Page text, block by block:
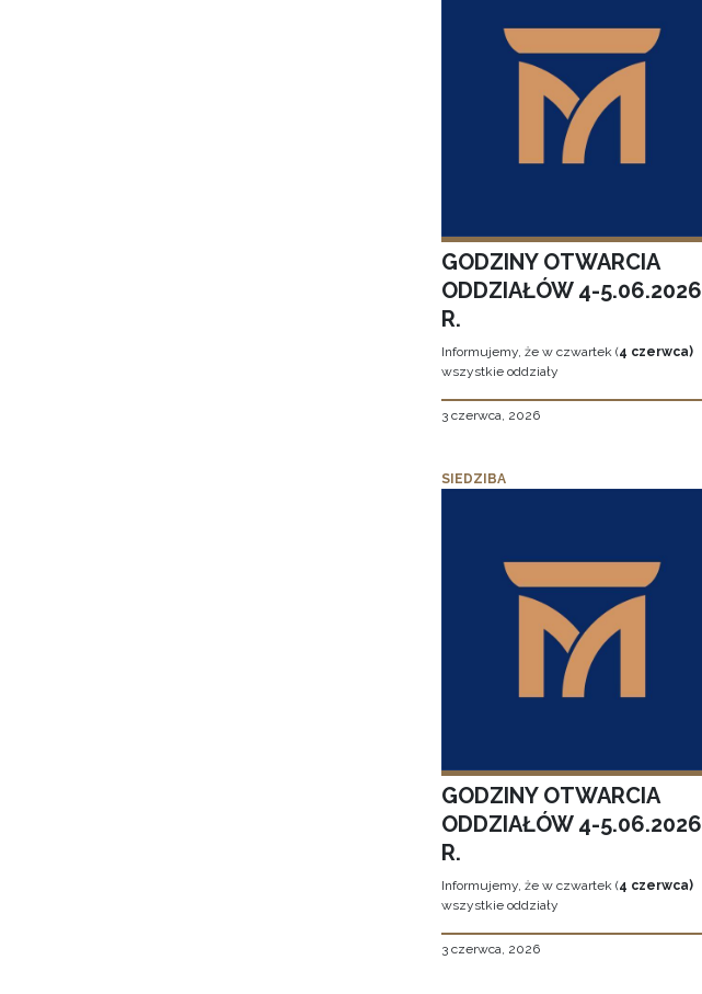
GODZINY OTWARCIA
ODDZIAŁÓW 4-5.06.2026
R.
Informujemy, że w czwartek (4 czerwca)
wszystkie oddziały
3 czerwca, 2026
SIEDZIBA
GODZINY OTWARCIA
ODDZIAŁÓW 4-5.06.2026
R.
Informujemy, że w czwartek (4 czerwca)
wszystkie oddziały
3 czerwca, 2026